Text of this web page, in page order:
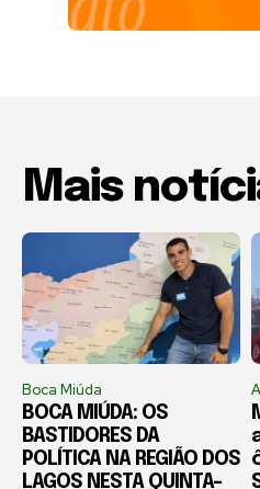
Mais
Boca Miúda
BOCA MIÚDA: OS
BASTIDORES DA
POLÍTICA NA REGIÃO DOS
LAGOS NESTA QUINTA-